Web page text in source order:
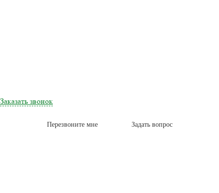
Заказать звонок
Перезвоните мне Задать вопрос